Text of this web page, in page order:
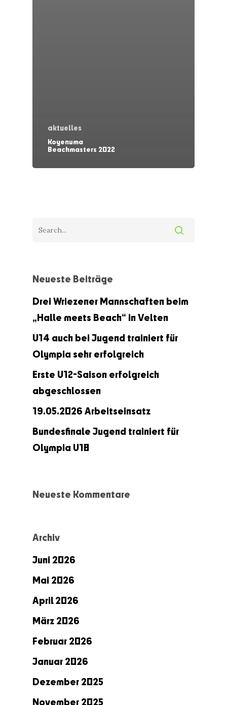
aktuelles
Koyenuma
Beachmasters 2022
Neueste Beiträge
Drei Wriezener Mannschaften beim
„Halle meets Beach“ in Velten
U14 auch bei Jugend trainiert für
Olympia sehr erfolgreich
Erste U12-Saison erfolgreich
abgeschlossen
19.05.2026 Arbeitseinsatz
Bundesfinale Jugend trainiert für
Olympia U18
Neueste Kommentare
Archiv
Juni 2026
Mai 2026
April 2026
März 2026
Februar 2026
Januar 2026
Dezember 2025
November 2025